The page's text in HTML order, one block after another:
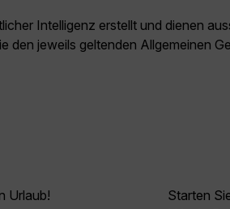
Intelligenz erstellt und dienen
jeweils geltenden Allgemeinen
Urlaub!
Starten